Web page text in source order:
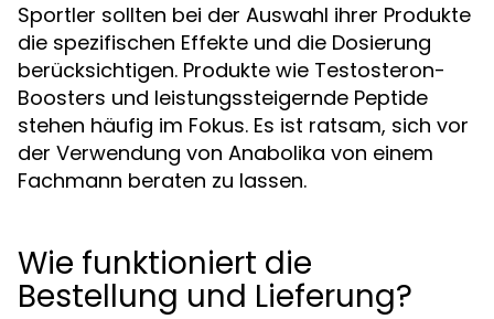
Sportler sollten bei der Auswahl ihrer Produkte
die spezifischen Effekte und die Dosierung
berücksichtigen. Produkte wie Testosteron-
Boosters und leistungssteigernde Peptide
stehen häufig im Fokus. Es ist ratsam, sich vor
der Verwendung von Anabolika von einem
Fachmann beraten zu lassen.
Wie funktioniert die
Bestellung und Lieferung?